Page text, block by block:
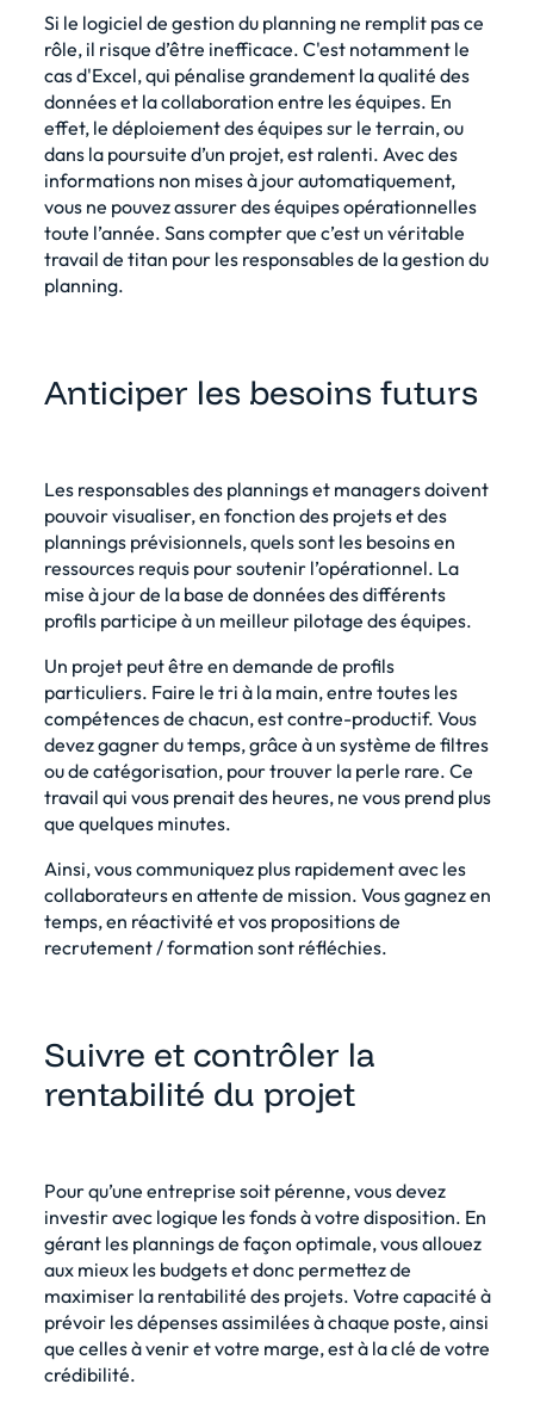
Si le logiciel de gestion du planningne remplit pas ce
rôle, il risque d’être inefficace. C'est notamment le
cas d'Excel, qui pénalise grandement la qualité des
données et la collaboration entre les équipes. En
effet, le déploiement des équipes sur le terrain, ou
dans la poursuite d’un projet, est ralenti. Avec des
informations non mises à jour automatiquement,
vous ne pouvez assurer des équipes opérationnelles
toute l’année. Sans compter que c’est un véritable
travail de titan pour les responsables de la gestion du
planning.
Anticiper les besoins futurs
Les responsables des plannings et managers doivent
pouvoir visualiser, en fonction des projets et des
plannings prévisionnels, quels sont les besoins en
ressources requis pour soutenir l’opérationnel. La
mise à jour de la base de données des différents
profils participe à un meilleur pilotage des équipes.
Un projet peut être en demande de profils
particuliers. Faire le tri à la main, entre toutes les
compétences de chacun, est contre-productif. Vous
devez gagner du temps, grâce à un système de filtres
ou de catégorisation, pour trouver la perle rare. Ce
travail qui vous prenait des heures, ne vous prend plus
que quelques minutes.
Ainsi, vous communiquez plus rapidement avec les
collaborateurs en attente de mission. Vous gagnez en
temps, en réactivité et vos propositions de
recrutement / formation sont réfléchies.
Suivre et contrôler la
rentabilité du projet
Pour qu’une entreprise soit pérenne, vous devez
investir avec logique les fonds à votre disposition. En
gérant les plannings de façon optimale, vous allouez
aux mieux les budgets et donc permettez de
maximiser la rentabilité des projets. Votre capacité à
prévoir les dépenses assimilées à chaque poste, ainsi
que celles à venir et votre marge, est à la clé de votre
crédibilité.